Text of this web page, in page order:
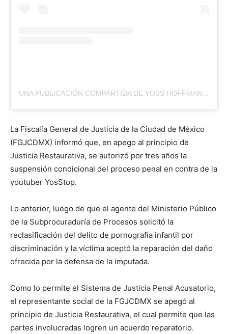
UNA PUBLICACIÓN COMPARTIDA DE YOSS HOFFMAN (@JUSTYOSS)
La Fiscalía General de Justicia de la Ciudad de México
(FGJCDMX) informó que, en apego al principio de
Justicia Restaurativa, se autorizó por tres años la
suspensión condicional del proceso penal en contra de la
youtuber YosStop.
Lo anterior, luego de que el agente del Ministerio Público
de la Subprocuraduría de Procesos solicitó la
reclasificación del delito de pornografía infantil por
discriminación y la víctima aceptó la reparación del daño
ofrecida por la defensa de la imputada.
Como lo permite el Sistema de Justicia Penal Acusatorio,
el representante social de la FGJCDMX se apegó al
principio de Justicia Restaurativa, el cual permite que las
partes involucradas logren un acuerdo reparatorio.